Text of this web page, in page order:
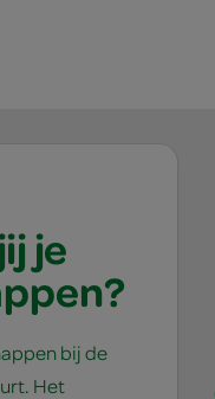
je
bij de
Het